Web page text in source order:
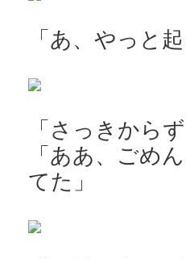
「あ、やっと
「さっきから
「ああ、ごめ
てた」